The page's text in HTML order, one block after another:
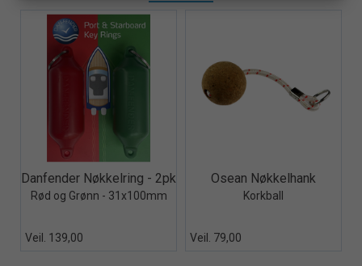
Quick View+
Danfender Nøkkelring - 2pk
Rød og Grønn - 31x100mm
Veil. 139,00
Quick View+
Osean Nøkkelhank
Korkball
Veil. 79,00